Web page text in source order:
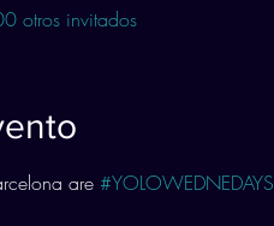
otros invitados
are #YOLOWEDNEDAYS